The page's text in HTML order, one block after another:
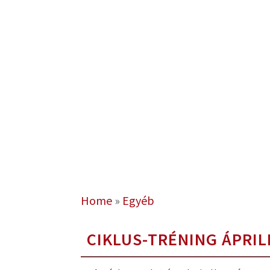
Home » Egyéb
CIKLUS-TRÉNING